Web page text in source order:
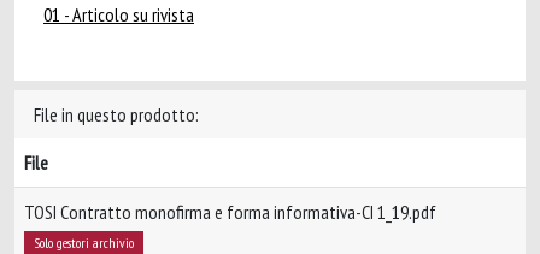
01 - Articolo su rivista
File in questo prodotto:
File
TOSI Contratto monofirma e forma informativa-CI 1_19.pdf
Solo gestori archivio